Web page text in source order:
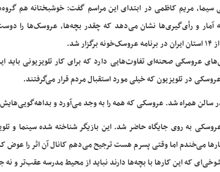
سیما، مریم کاظمی در ابتدای این مراسم گفت: خوشبختانه هم
آمار و رأی‌گیری‌ها نشان می‌دهد که چقدر بچه‌ها، عروسک‌ها را
عروسکی صحنه‌ای تفاوت‌هایی دارد که برای کار تلویزیونی باید
در تلویزیون که خیلی مورد استقبال مردم قرار می‌گرفتند.
همراه شد. عروسکی که همه را به وجد می‌آورد و
به روی جایگاه حاضر شد. این بازیگر شناخته شده سینما و
می‌خندم اما وقتی پسرم هست ترجیح می‌دهم کانال آن اثر را عوض
که این کارها با بچه‌ها دارند نباید از محیط مدرسه عقب‌تر و نه